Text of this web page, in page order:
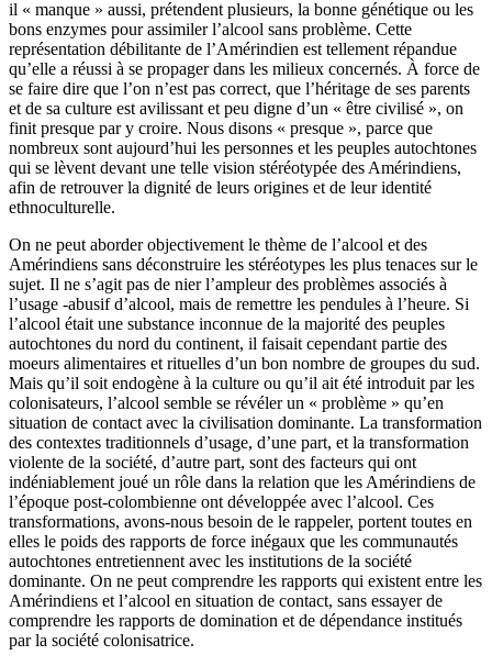
il « manque » aussi, prétendent plusieurs, la bonne génétique ou les
bons enzymes pour assimiler l’alcool sans problème. Cette
représentation débilitante de l’Amérindien est tellement répandue
qu’elle a réussi à se propager dans les milieux concernés. À force de
se faire dire que l’on n’est pas correct, que l’héritage de ses parents
et de sa culture est avilissant et peu digne d’un « être civilisé », on
finit presque par y croire. Nous disons « presque », parce que
nombreux sont aujourd’hui les personnes et les peuples autochtones
qui se lèvent devant une telle vision stéréotypée des Amérindiens,
afin de retrouver la dignité de leurs origines et de leur identité
ethnoculturelle.
On ne peut aborder objectivement le thème de l’alcool et des
Amérindiens sans déconstruire les stéréotypes les plus tenaces sur le
sujet. Il ne s’agit pas de nier l’ampleur des problèmes associés à
l’usage -abusif d’alcool, mais de remettre les pendules à l’heure. Si
l’alcool était une substance inconnue de la majorité des peuples
autochtones du nord du continent, il faisait cependant partie des
moeurs alimentaires et rituelles d’un bon nombre de groupes du sud.
Mais qu’il soit endogène à la culture ou qu’il ait été introduit par les
colonisateurs, l’alcool semble se révéler un « problème » qu’en
situation de contact avec la civilisation dominante. La transformation
des contextes traditionnels d’usage, d’une part, et la transformation
violente de la société, d’autre part, sont des facteurs qui ont
indéniablement joué un rôle dans la relation que les Amérindiens de
l’époque post-colombienne ont développée avec l’alcool. Ces
transformations, avons-nous besoin de le rappeler, portent toutes en
elles le poids des rapports de force inégaux que les communautés
autochtones entretiennent avec les institutions de la société
dominante. On ne peut comprendre les rapports qui existent entre les
Amérindiens et l’alcool en situation de contact, sans essayer de
comprendre les rapports de domination et de dépendance institués
par la société colonisatrice.